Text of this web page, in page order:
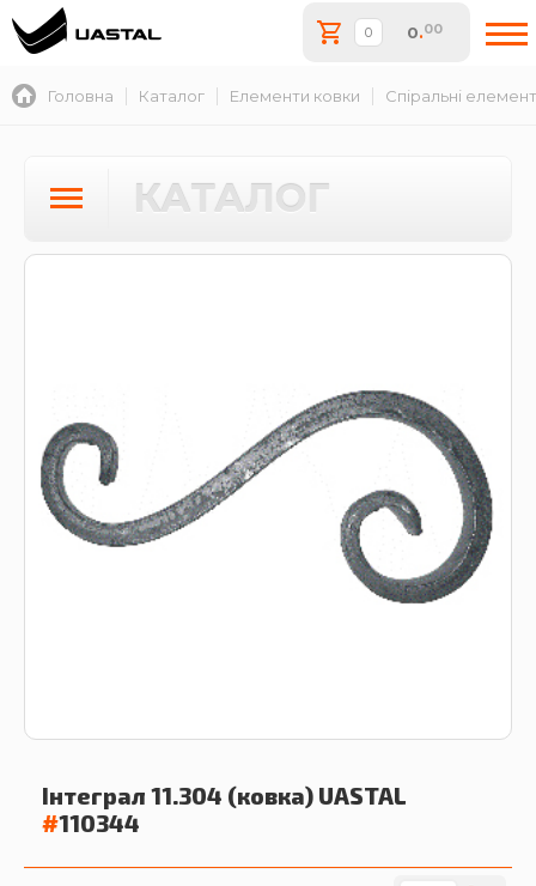
0.00
Головна Каталог Елементи ковки Спіральні
КАТАЛОГ
Інтеграл 11.304 (ковка) UASTAL
#110344